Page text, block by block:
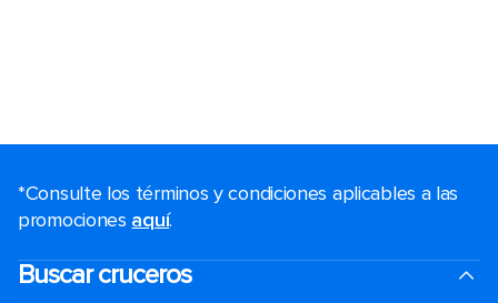
*Consulte los términos y condiciones aplicables a las
promociones aquí.
Buscar cruceros